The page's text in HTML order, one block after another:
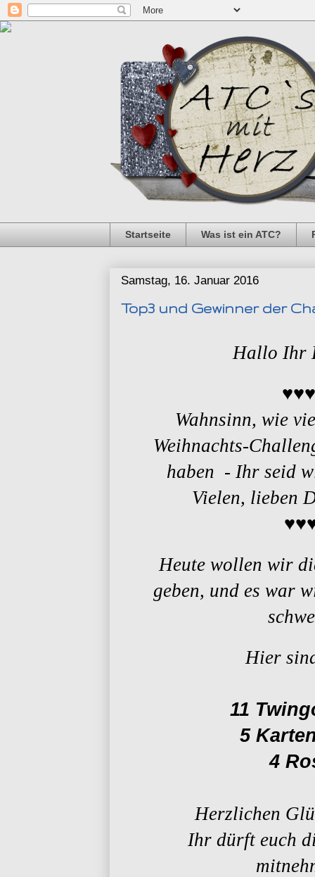
Startseite Was ist ein ATC?
Samstag, 16. Januar 2016
Top3 und Gewinner der
Hallo Ihr
♥♥♥
Wahnsinn, wie
Weihnachts-
haben - Ihr seid
Vielen, lieben
Heute wollen wir
geben, und es war
Hier
11
5
4
Herzlichen
Ihr dürft euch